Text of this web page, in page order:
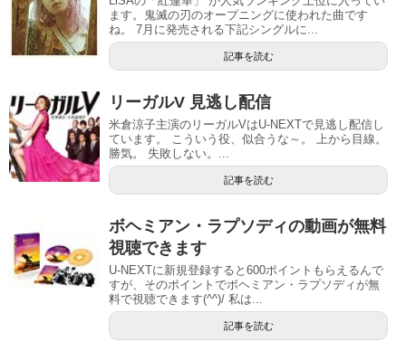
ます。鬼滅の刃のオープニングに使われた曲です
ね。 7月に発売される下記シングルに...
記事を読む
リーガルV 見逃し配信
米倉涼子主演のリーガルVはU-NEXTで見逃し配信し
ています。 こういう役、似合うな～。 上から目線。
勝気。 失敗しない。...
記事を読む
ボヘミアン・ラプソディの動画が無料
視聴できます
U-NEXTに新規登録すると600ポイントもらえるんで
すが、そのポイントでボヘミアン・ラプソディが無
料で視聴できます(^^)/ 私は...
記事を読む